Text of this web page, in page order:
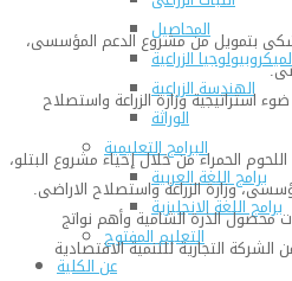
المحاصيل
الزراعية
الهندسة الزراعية
الوراثة
البرامج التعليمية
برامج اللغة العربية
برامج اللغة الانجليزية
التعليم المفتوح
عن الكلية
بتمويل من مشروع الدعم المؤسسى،
استراتيجية وزارة الزراعة واستصلاح
الحمراء من خلال إحياء مشروع البتلو،
وزارة الزراعة واستصلاح الاراضى.
محصول الذرة الشامية وأهم نواتج
التجارية للتنمية الاقتصادية